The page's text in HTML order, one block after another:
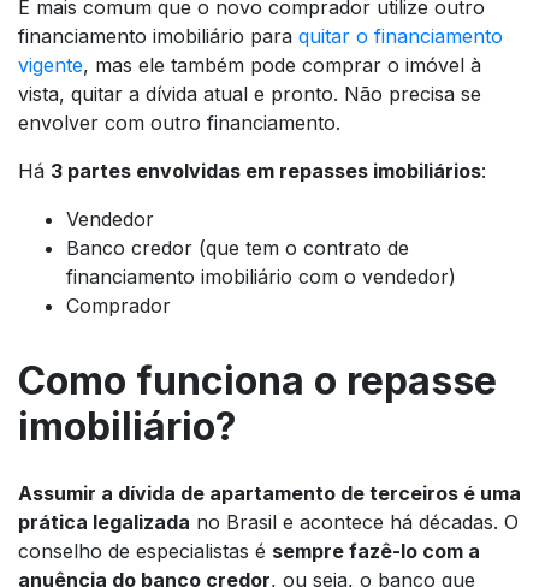
É mais comum que o novo comprador utilize outro
financiamento imobiliário para quitar o financiamento
vigente, mas ele também pode comprar o imóvel à
vista, quitar a dívida atual e pronto. Não precisa se
envolver com outro financiamento.
Há 3 partes envolvidas em repasses imobiliários:
Vendedor
Banco credor (que tem o contrato de
financiamento imobiliário com o vendedor)
Comprador
Como funciona o repasse
imobiliário?
Assumir a dívida de apartamento de terceiros é uma
prática legalizada no Brasil e acontece há décadas. O
conselho de especialistas é sempre fazê-lo com a
anuência do banco credor, ou seja, o banco que